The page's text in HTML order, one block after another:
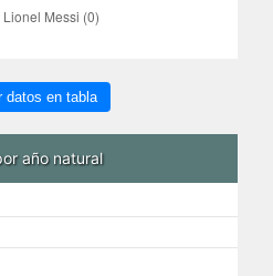
datos en tabla
año natural